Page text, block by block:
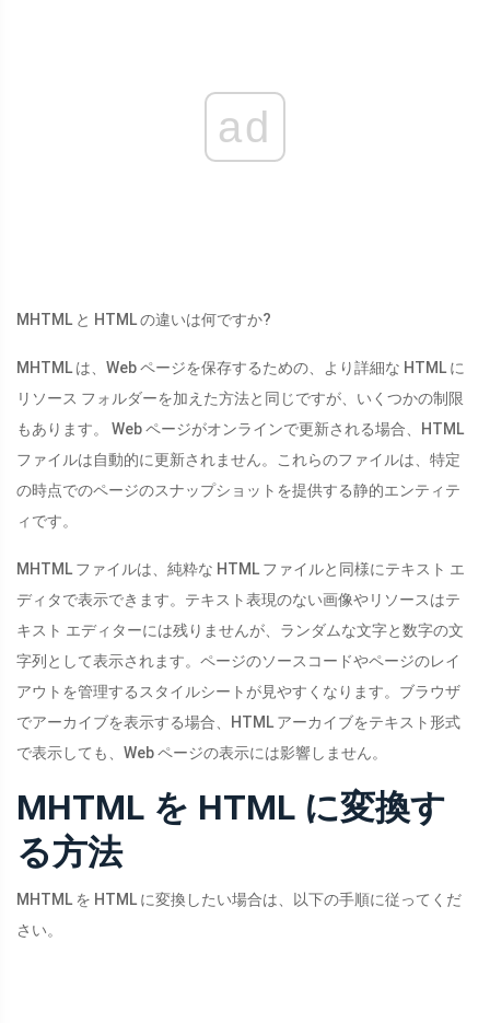
ad
MHTML と HTML の違いは何ですか?
MHTML は、Web ページを保存するための、より詳細な HTML に
リソース フォルダーを加えた方法と同じですが、いくつかの制限
もあります。 Web ページがオンラインで更新される場合、HTML
ファイルは自動的に更新されません。これらのファイルは、特定
の時点でのページのスナップショットを提供する静的エンティテ
ィです。
MHTML ファイルは、純粋な HTML ファイルと同様にテキスト エ
ディタで表示できます。テキスト表現のない画像やリソースはテ
キスト エディターには残りませんが、ランダムな文字と数字の文
字列として表示されます。ページのソースコードやページのレイ
アウトを管理するスタイルシートが見やすくなります。ブラウザ
でアーカイブを表示する場合、HTML アーカイブをテキスト形式
で表示しても、Web ページの表示には影響しません。
MHTML を HTML に変換す
る方法
MHTML を HTML に変換したい場合は、以下の手順に従ってくだ
さい。